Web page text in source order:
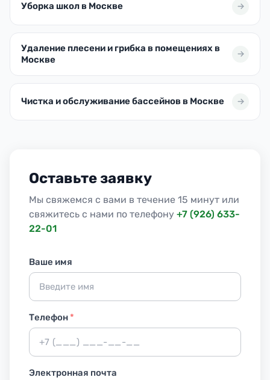
Уборка школ в Москве
Удаление плесени и грибка в помещениях в
Москве
Чистка и обслуживание бассейнов в Москве
Оставьте заявку
Мы свяжемся с вами в течение 15 минут или
свяжитесь с нами по телефону +7 (926) 633-
22-01
Ваше имя
Телефон*
Электронная почта